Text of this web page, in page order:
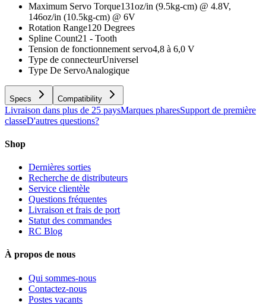
Maximum Servo Torque131oz/in (9.5kg-cm) @ 4.8V,
146oz/in (10.5kg-cm) @ 6V
Rotation Range120 Degrees
Spline Count21 - Tooth
Tension de fonctionnement servo4,8 à 6,0 V
Type de connecteurUniversel
Type De ServoAnalogique
Specs Compatibility
Livraison dans plus de 25 paysMarques pharesSupport de première
classeD'autres questions?
Shop
Dernières sorties
Recherche de distributeurs
Service clientèle
Questions fréquentes
Livraison et frais de port
Statut des commandes
RC Blog
À propos de nous
Qui sommes-nous
Contactez-nous
Postes vacants